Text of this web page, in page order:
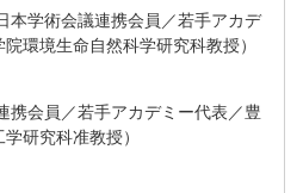
本学術会議連携会員／若手アカデ
環境生命自然科学研究科教授）
携会員／若手アカデミー代表／豊
研究科准教授）